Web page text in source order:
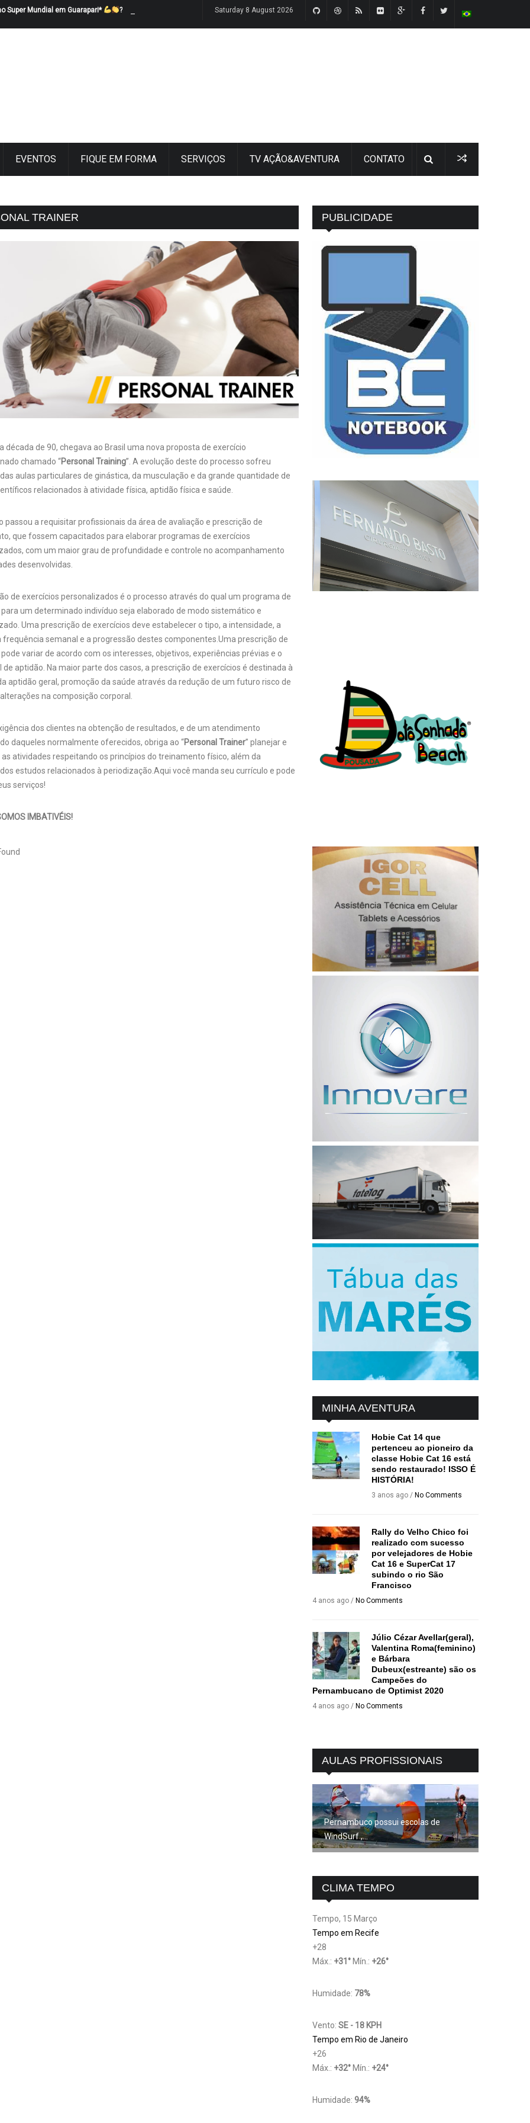
Super Mundial em Guarapari* ? Saturday 8 August 2026
EVENTOS FIQUE EM FORMA SERVIÇOS TV AÇÃO&AVENTURA CONTATO
TRAINER
década de 90, chegava ao Brasil uma nova proposta de exercício
chamado “Personal Training”. A evolução deste do processo sofreu
aulas particulares de ginástica, da musculação e da grande quantidade de
relacionados à atividade física, aptidão física e saúde.
passou a requisitar profissionais da área de avaliação e prescrição de
que fossem capacitados para elaborar programas de exercícios
com um maior grau de profundidade e controle no acompanhamento
desenvolvidas.
de exercícios personalizados é o processo através do qual um programa de
um determinado indivíduo seja elaborado de modo sistemático e
Uma prescrição de exercícios deve estabelecer o tipo, a intensidade, a
frequência semanal e a progressão destes componentes.Uma prescrição de
variar de acordo com os interesses, objetivos, experiências prévias e o
de aptidão. Na maior parte dos casos, a prescrição de exercícios é destinada à
aptidão geral, promoção da saúde através da redução de um futuro risco de
na composição corporal.
dos clientes na obtenção de resultados, e de um atendimento
daqueles normalmente oferecidos, obriga ao “Personal Trainer” planejar e
atividades respeitando os princípios do treinamento físico, além da
estudos relacionados à periodização.Aqui você manda seu currículo e pode
serviços!
IMBATIVÉIS!
PUBLICIDADE
MINHA AVENTURA
Hobie Cat 14 que
pertenceu ao pioneiro da
classe Hobie Cat 16 está
sendo restaurado! ISSO É
HISTÓRIA!
3 anos ago /No Comments
Rally do Velho Chico foi
realizado com sucesso
por velejadores de Hobie
Cat 16 e SuperCat 17
subindo o rio São
Francisco
4 anos ago /No Comments
Júlio Cézar Avellar(geral),
Valentina Roma(feminino)
e Bárbara
Dubeux(estreante) são os
Campeões do
Pernambucano de Optimist 2020
4 anos ago /No Comments
AULAS PROFISSIONAIS
Pernambuco possui escolas de
WindSurf ,...
CLIMA TEMPO
Tempo, 15 Março
Tempo em Recife
+28
Máx.: +31°Mín.: +26°
Humidade: 78%
Vento:SE - 18 KPH
Tempo em Rio de Janeiro
+26
Máx.: +32°Mín.: +24°
Humidade:94%